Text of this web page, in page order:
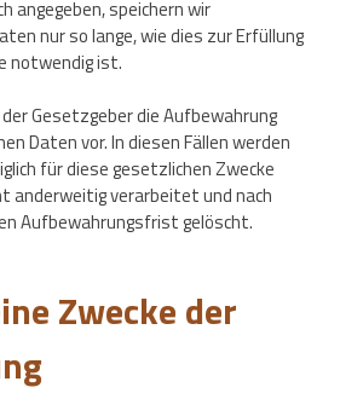
angegeben, speichern wir
nur so lange, wie dies zur Erfüllung
notwendig ist.
Gesetzgeber die Aufbewahrung
Daten vor. In diesen Fällen werden
für diese gesetzlichen Zwecke
anderweitig verarbeitet und nach
Aufbewahrungsfrist gelöscht.
Zwecke der